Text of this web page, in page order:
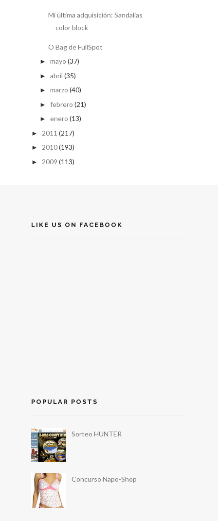
Mi última adquisición: Sandalias
color block
O Bag de FullSpot
► mayo (37)
► abril (35)
► marzo (40)
► febrero (21)
► enero (13)
► 2011 (217)
► 2010(193)
► 2009 (113)
LIKE US ON FACEBOOK
POPULAR POSTS
Sorteo HUNTER
Concurso Napo-Shop